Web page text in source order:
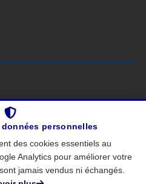
personnelles
des cookies essentiels au
Analytics pour améliorer votre
jamais vendus ni échangés.
Protection des données
citoyenne.fr